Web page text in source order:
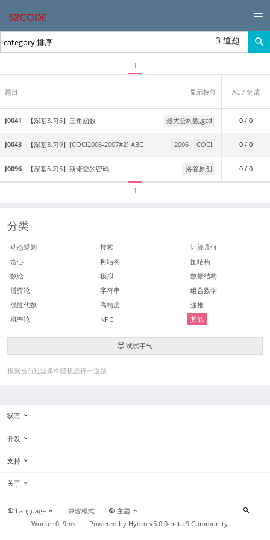
3 道题
1
题目 显示标签 AC / 尝试
J0041 【深基3.习6】三角函数 最大公约数,gcd 0 / 0
J0043 【深基3.习9】[COCI2006-2007#2] ABC 2006 COCI 0 / 0
J0096 【深基6.习5】斯诺登的密码 洛谷原创 0 / 0
1
分类
动态规划 搜索
计算几何
贪心
树结构
图结构
数论
模拟
数据结构
博弈论
字符串
组合数学
线性代数
高精度
递推
概率论
NPC 其他
试试手气
根据当前过滤条件随机选择一道题
状态
开发
支持
关于
Language 兼容模式
主题
Worker 0, 9ms
Powered by Hydro v5.0.0-beta.9 Community